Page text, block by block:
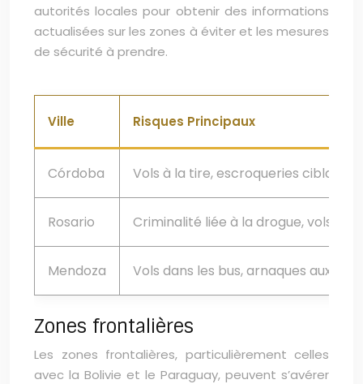
autorités locales pour obtenir des informations
actualisées sur les zones à éviter et les mesures
de sécurité à prendre.
Ville Risques Principaux
Córdoba Vols à la tire, escroqueries ciblant
Rosario Criminalité liée à la drogue, vols et
Mendoza Vols dans les bus, arnaques aux
Zones frontalières
Les zones frontalières, particulièrement celles
avec la Bolivie et le Paraguay, peuvent s’avérer